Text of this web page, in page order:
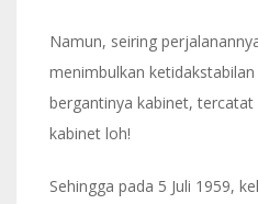
Namun, seiring
menimbulkan
bergantinya kabinet,
kabinet loh!
Sehingga pada 5 Juli 1959,